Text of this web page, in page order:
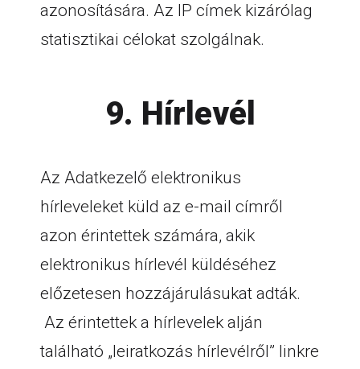
azonosítására. Az IP címek kizárólag
statisztikai célokat szolgálnak.
9. Hírlevél
Az Adatkezelő elektronikus
hírleveleket küld az e-mail címről
azon érintettek számára, akik
elektronikus hírlevél küldéséhez
előzetesen hozzájárulásukat adták.
Az érintettek a hírlevelek alján
található „leiratkozás hírlevélről” linkre